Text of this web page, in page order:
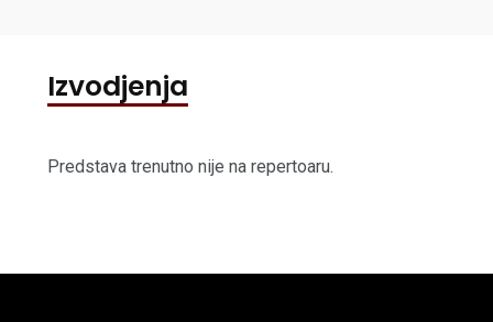
Izvodjenja
Predstava trenutno nije na repertoaru.